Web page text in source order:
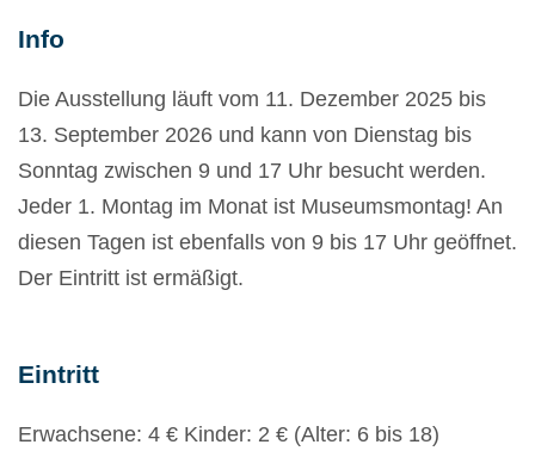
Info
Die Ausstellung läuft vom 11. Dezember 2025 bis
13. September 2026 und kann von Dienstag bis
Sonntag zwischen 9 und 17 Uhr besucht werden.
Jeder 1. Montag im Monat ist Museumsmontag! An
diesen Tagen ist ebenfalls von 9 bis 17 Uhr geöffnet.
Der Eintritt ist ermäßigt.
Eintritt
Erwachsene: 4 € Kinder: 2 € (Alter: 6 bis 18)